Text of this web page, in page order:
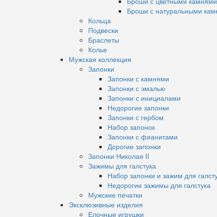
Броши с натуральными
Кольца
Подвески
Браслеты
Колье
Мужская коллекция
Запонки
Запонки с камнями
Запонки с эмалью
Запонки с инициалами
Недорогие запонки
Запонки с гербом
Набор запонок
Запонки с фианитами
Дорогие запонки
Запонки Николая II
Зажимы для галстука
Набор запонки и зажим для
Недорогие зажимы для галстука
Мужские печатки
Эксклюзивные изделия
Елочные игрушки